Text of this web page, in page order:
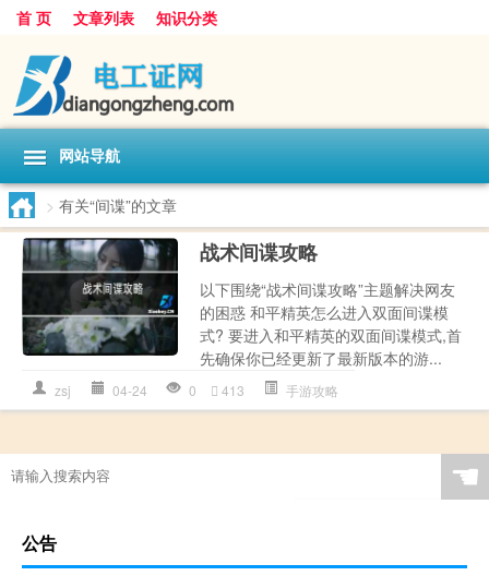
首 页 文章列表 知识分类
网站导航
> 有关“间谍”的文章
战术间谍攻略
以下围绕“战术间谍攻略”主题解决网友
的困惑 和平精英怎么进入双面间谍模
式? 要进入和平精英的双面间谍模式,首
先确保你已经更新了最新版本的游...
zsj 04-24 0 413 手游攻略
☚
公告